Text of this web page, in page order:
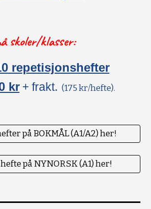
skoler/klasser:
repetisjonshefter
kr + frakt. (175 kr/hefte).
på BOKMÅL (A1/A2) her!
på NYNORSK (A1) her!